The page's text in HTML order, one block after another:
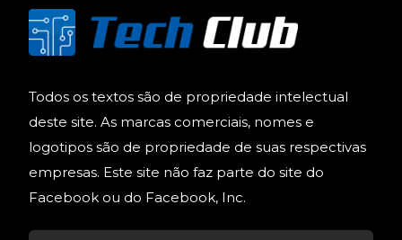
Todos os textos são de propriedade intelectual
deste site. As marcas comerciais, nomes e
logotipos são de propriedade de suas respectivas
empresas. Este site não faz parte do site do
Facebook ou do Facebook, Inc.